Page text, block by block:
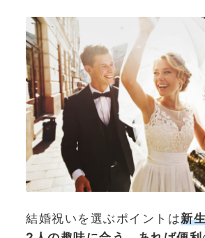
結婚祝いを選ぶポイントは新